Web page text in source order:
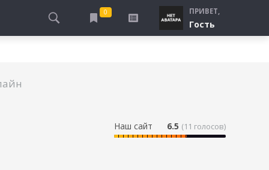
ПРО ШКОЛУ, ПОДРОСТКОВ
0 ПРИВЕТ,
Гость
Наш сайт 6.5 (11 голосов)